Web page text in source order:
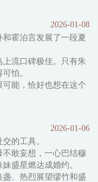
默默举手：不好意
别管，想舔就舔，舔
2026-01-08
霍泊言发展了一段夏
上流口碑极佳。只有朱
怕。
能，恰好也想在这个
佳，成了朱染的最佳
荒唐，也逐渐窥见了
了无数碗大补汤。好
2026-01-06
的工具。
敢妄想，一心巴结穆
盛星燃达成婚约。
、热烈展望缪竹和盛